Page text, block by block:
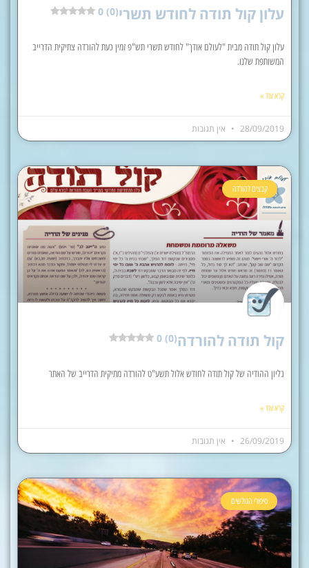
עלון קול תודה לחודש תשרי0 (0)
עלון קול תודה מבית "לעולם אודך" לחודש תשרי תש"פ זמין כעת להורדה צתיקית הדרייב
המשותפת שלנו.
קרא עוד »
28/09/2019 אין תגובות
קבצים להורדה
קול תודה להורדה0 (0)
גליון ההודיה של קול תודה לחודש אלול תשע"ט להורדה מתיקית הדרייב של האתר
קרא עוד »
26/09/2019 אין תגובות
סיפורי הגולשים